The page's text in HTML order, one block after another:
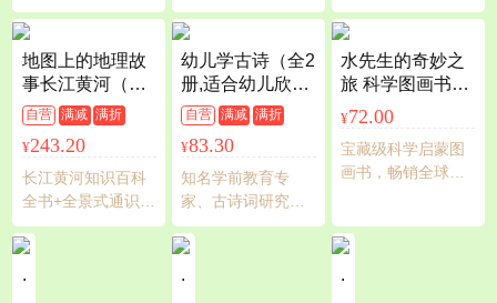
读”年度*少年儿童
读物奖；入选“出版
界图书馆届全民阅
读年会50种重点”
兰经典作品，20余
年的沉淀与流传的
经典童话，荣获诸
多大奖。大字体拼
音，美趣插图，精
美装帧，全新的阅
读乐趣！附有《笨
狼汉语拼音表》
噢！
质，打造逆商思
维。不讲大道理，
小智慧藏在故事
中。
地图上的地理故
事长江黄河（硬
壳精装全2册）长
江黄河知识百科
全书，赠黄河长
江全景图+百问百
答+AR小程序
（北斗童书）
自营 满减 满折
¥243.20
长江黄河知识百科
全书+全景式通识教
育+遥感卫星展示母
亲河+人文地理百科
幼儿学古诗（全2
册,适合幼儿欣赏
和学习的原创古
诗精装图画书,赠
小群姐姐朗诵音
频）
自营 满减 满折
¥83.30
知名学前教育专
家、古诗词研究专
家、儿童插画家联
合打造，随书扫码
水先生的奇妙之
旅 科学图画书系
（套装共8册）
¥72.00
宝藏级科学启蒙图
画书，畅销全球的
念，趣味故事+科学
. . .